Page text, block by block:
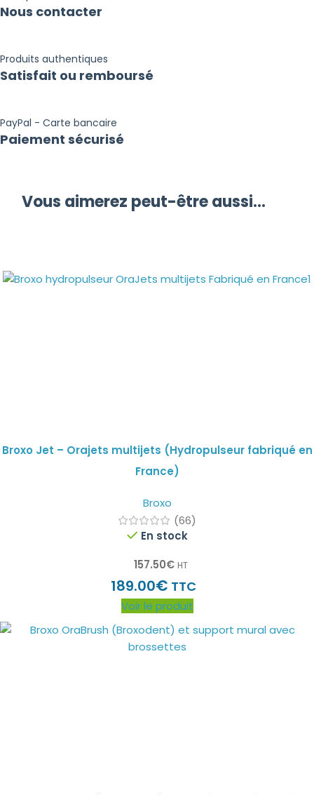
Nous contacter
Produits authentiques
Satisfait ou remboursé
PayPal - Carte bancaire
Paiement sécurisé
Vous aimerez peut-être aussi…
Broxo Jet – Orajets multijets (Hydropulseur fabriqué en
France)
Broxo
(66)
En stock
157.50€ HT
189.00€ TTC
Voir le produit